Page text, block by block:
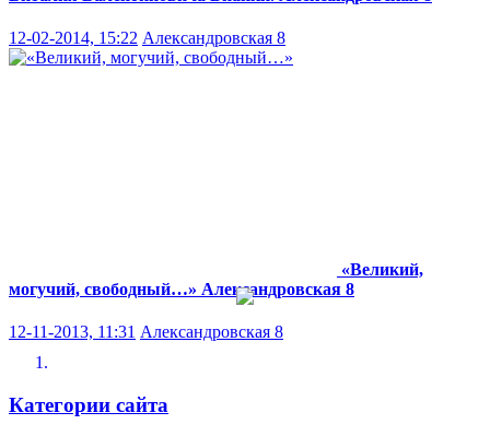
12-02-2014, 15:22 Александровская 8
«Великий,
могучий, свободный…» Александровская 8
12-11-2013, 11:31 Александровская 8
Категории сайта